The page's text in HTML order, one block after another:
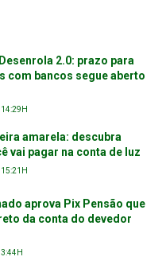
2.0: prazo para
com bancos segue aberto
14:29H
amarela: descubra
vai pagar na conta de luz
15:21H
aprova Pix Pensão que
da conta do devedor